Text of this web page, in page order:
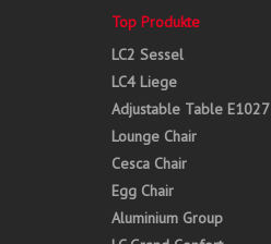
Top Produkte
LC2 Sessel
LC4 Liege
Adjustable Table E1027
Lounge Chair
Cesca Chair
Egg Chair
Aluminium Group